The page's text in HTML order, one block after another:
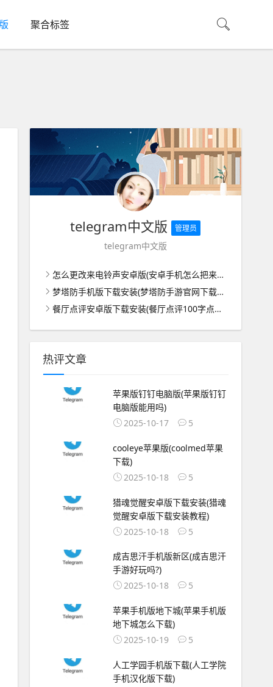
聚合标签
telegram中文版 管理员
telegram中文版
怎么更改来电铃声安卓版(安卓手机怎么把来电铃声!改到最大)
梦塔防手机版下载安装(梦塔防手游官网下载地址)
餐厅点评安卓版下载安装(餐厅点评100字点评模板)
热评文章
苹果版钉钉电脑版(苹果版钉钉
电脑版能用吗)
2025-10-17
5
cooleye苹果版(coolmed苹果
下载)
2025-10-18
5
猎魂觉醒安卓版下载安装(猎魂
觉醒安卓版下载安装教程)
2025-10-18
5
成吉思汗手机版新区(成吉思汗
手游好玩吗?)
2025-10-18
5
苹果手机版地下城(苹果手机版
地下城怎么下载)
2025-10-19
5
人工学园手机版下载(人工学院
手机汉化版下载)